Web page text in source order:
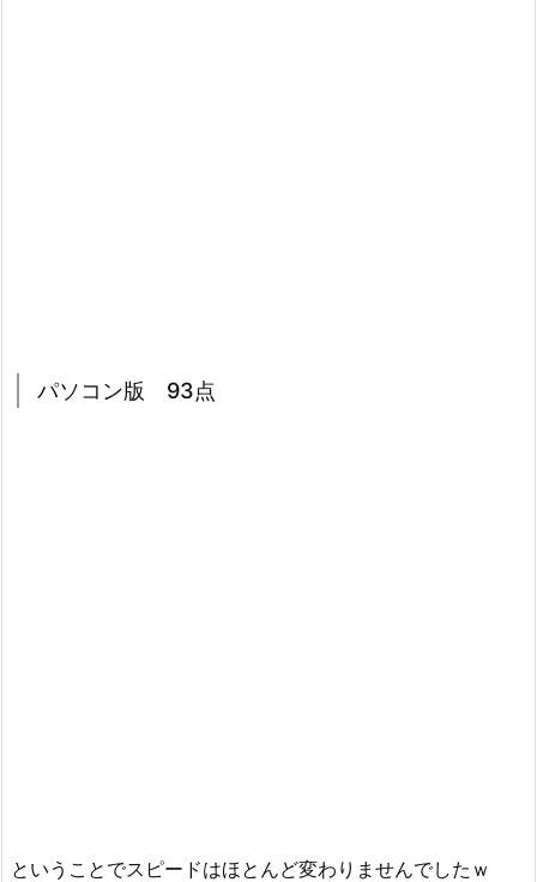
パソコン版 93点
ということでスピードはほとんど変わりませんでしたｗ